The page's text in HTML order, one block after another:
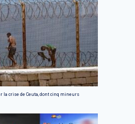
la crise de Ceuta, dont cinq mineurs